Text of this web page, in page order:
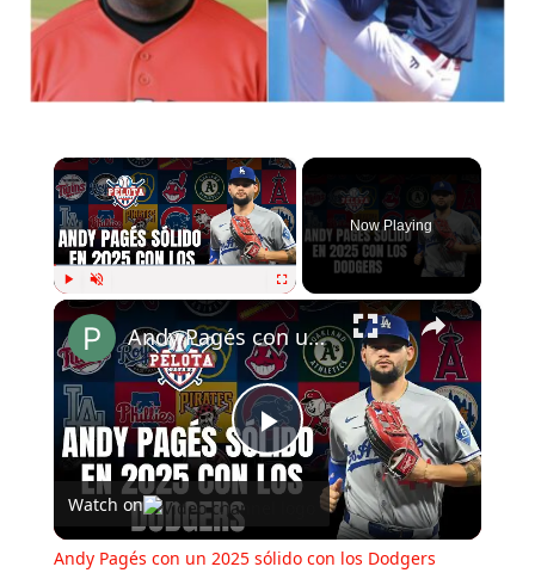
×
Play Unmute Fullscreen
Now Playing
×
Play
Video
Andy Pagés con un 2025 sólido con los Dodgers
Watch on
Andy Pagés con un 2025 sólido con los Dodgers